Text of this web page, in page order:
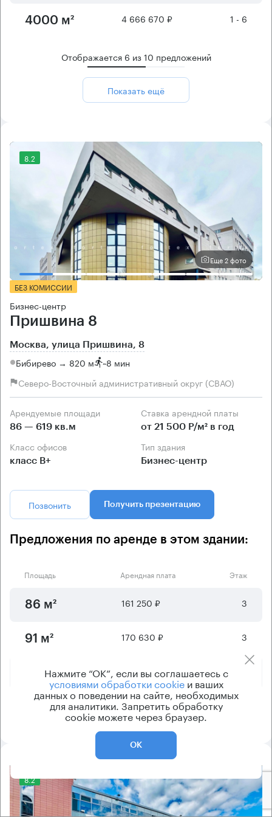
4000 м² 4 666 670 ₽ 1 - 6
Отображается 6 из10 предложений
Показать ещё
8.2
Еще 2 фото
БЕЗ КОМИССИИ
Бизнес-центр
Пришвина 8
Москва, улица Пришвина, 8
Бибирево → 820 м ~8 мин
Северо-Восточный административный округ (СВАО)
Арендуемые площади
86 — 619 кв.м
Ставка арендной платы
от 21 500 Р/м² в год
Класс офисов
класс B+
Тип здания
Бизнес-центр
Позвонить Получить презентацию
Предложения по аренде в этом здании:
Площадь Арендная плата Этаж
86 м² 161 250 ₽ 3
91 м² 170 630 ₽ 3
261 м² 467 630 ₽
280 м² 501 670 ₽
8.2
Нажмите “ОК”, если вы соглашаетесь с
условиями обработки cookieи ваших
данных о поведении на сайте, необходимых
для аналитики. Запретить обработку
cookie можете через браузер.
ОК